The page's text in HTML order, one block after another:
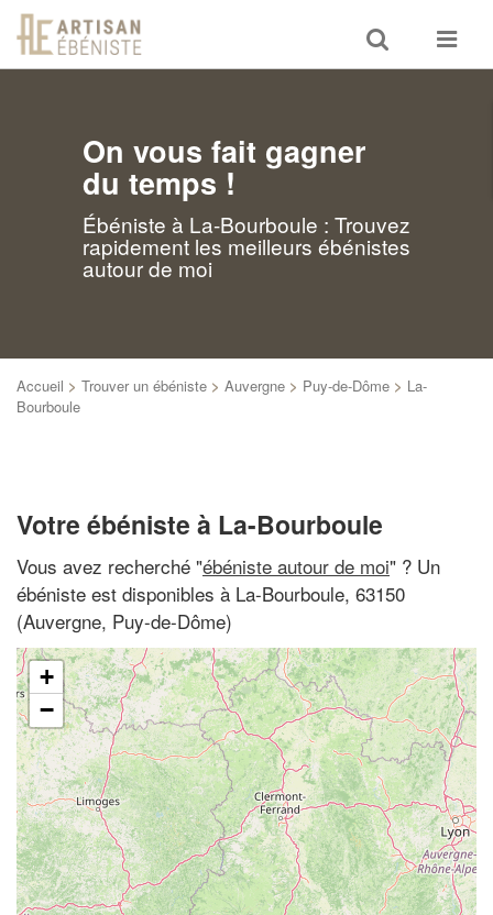
Toggle
search
Toggle
On vous fait gagner
du temps !
Ébéniste à La-Bourboule : Trouvez
rapidement les meilleurs ébénistes
autour de moi
Accueil > Trouver un ébéniste > Auvergne > Puy-de-Dôme > La-
Bourboule
Votre ébéniste à La-Bourboule
Vous avez recherché "ébéniste autour de moi" ? Un
ébéniste est disponibles à La-Bourboule, 63150
(Auvergne, Puy-de-Dôme)
+
−